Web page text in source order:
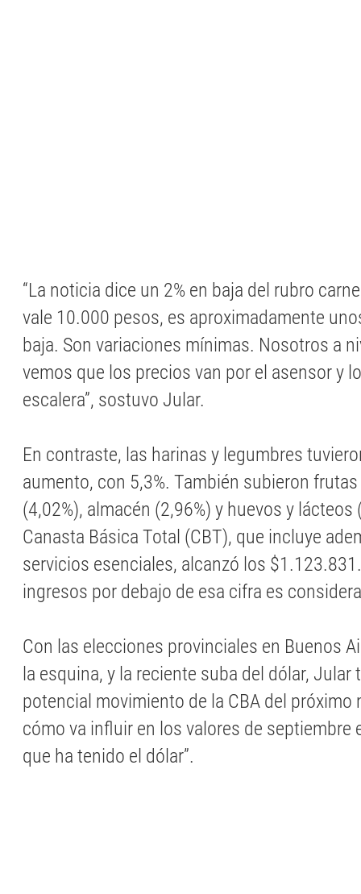
“La noticia dice un 2% en baja del rubro
vale 10.000 pesos, es aproximadamente
baja. Son variaciones mínimas. Nosotros a
vemos que los precios van por el asensor y
escalera”, sostuvo Jular.
En contraste, las harinas y legumbres
aumento, con 5,3%. También subieron
(4,02%), almacén (2,96%) y huevos y lácteos
Canasta Básica Total (CBT), que incluye
servicios esenciales, alcanzó los
ingresos por debajo de esa cifra es
Con las elecciones provinciales en Buenos
la esquina, y la reciente suba del dólar, Jular
potencial movimiento de la CBA del próximo
cómo va influir en los valores de
que ha tenido el dólar”.